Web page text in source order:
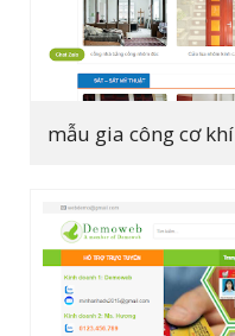
mẫu gia công cơ khí